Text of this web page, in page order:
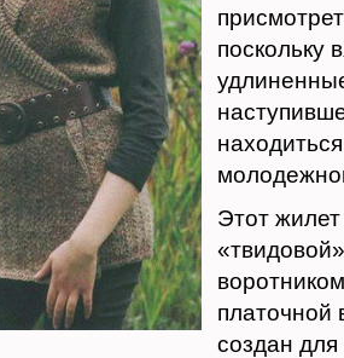
поскольку
Этот
платочной
создан